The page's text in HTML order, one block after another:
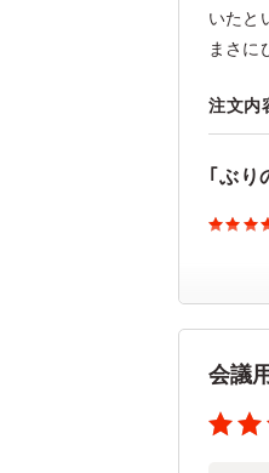
いたと
まさに
注文内
｢ぶり
会議